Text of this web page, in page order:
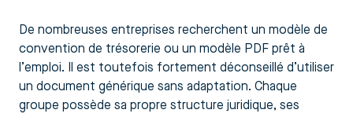
De nombreuses entreprises recherchent un modèle de
convention de trésorerie ou un modèle PDF prêt à
l’emploi. Il est toutefois fortement déconseillé d’utiliser
un document générique sans adaptation. Chaque
groupe possède sa propre structure juridique, ses